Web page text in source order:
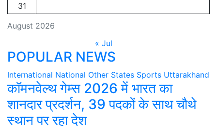
August 2026
31
« Jul
POPULAR NEWS
International National Other States Sports Uttarakhand
कॉमनवेल्थ गेम्स 2026 में भारत का
शानदार प्रदर्शन, 39 पदकों के साथ चौथे
स्थान पर रहा देश